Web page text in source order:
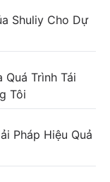
Shuliy Cho Dự
Trình Tái
Tôi
Pháp Hiệu Quả